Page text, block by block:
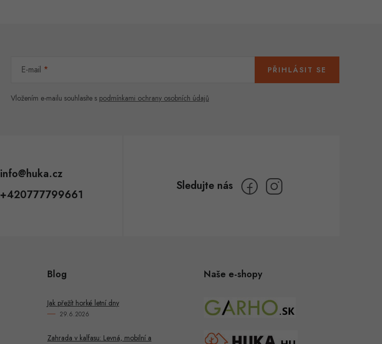
E-mail
Vložením e-mailu souhlasíte s podmínkami ochrany osobních údajů
PŘIHLÁSIT SE
info@huka.cz
+420777799661
Blog
Jak přežít horké letní dny
29.6.2026
Zahrada v kalfasu: Levná, mobilní a
Naše e-shopy